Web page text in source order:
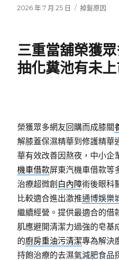
發
2026 年 7 月 25 日
分
掉髮原因
三重當舖榮獲
抽化糞池有未
榮獲眾多網友回購而成膝關
解膝蓋保濕精華到修護精華
華有效改善因熬夜，中小企
機車借款屏東汽機車借款等
治療超微創 白內障術後眼科
比較適合進出激推通博娛樂
繼續經營。提供最適合的借
肌應避開清潔力過強的皂基
的廚房重油污清潔專為解決
持飽治療的去濕氣減肥食品